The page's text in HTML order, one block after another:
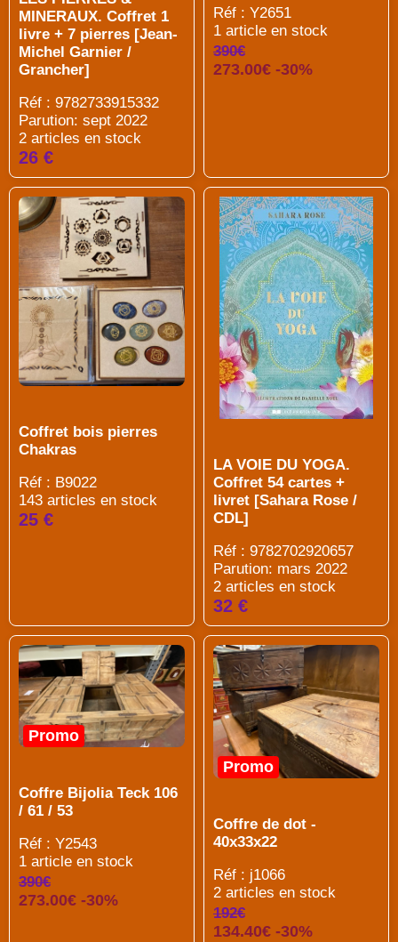
MINERAUX. Coffret 1
livre + 7 pierres [Jean-
Michel Garnier /
Grancher]
Réf : 9782733915332
Parution: sept 2022
2 articles en stock
26 €
Réf : Y2651
1 article en stock
390€
273.00€ -30%
Coffret bois pierres
Chakras
Réf : B9022
143 articles en stock
25 €
LA VOIE DU YOGA.
Coffret 54 cartes +
livret [Sahara Rose /
CDL]
Réf : 9782702920657
Parution: mars 2022
2 articles en stock
32 €
Promo
Coffre Bijolia Teck 106
/ 61 / 53
Réf : Y2543
1 article en stock
390€
273.00€ -30%
Promo
Coffre de dot -
40x33x22
Réf : j1066
2 articles en stock
192€
134.40€ -30%